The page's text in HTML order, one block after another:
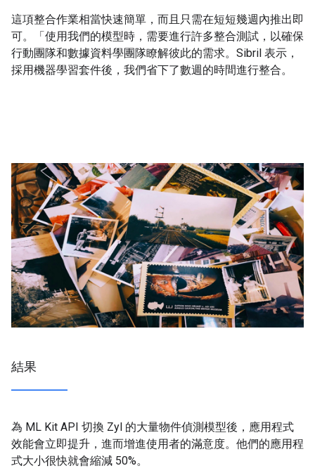
這項整合作業相當快速簡單，而且只需在短短幾週內推出即
可。「使用我們的模型時，需要進行許多整合測試，以確保
行動團隊和數據資料學團隊瞭解彼此的需求。Sibril 表示，
採用機器學習套件後，我們省下了數週的時間進行整合。
結果
為 ML Kit API 切換 Zyl 的大量物件偵測模型後，應用程式
效能會立即提升，進而增進使用者的滿意度。他們的應用程
式大小很快就會縮減 50%。